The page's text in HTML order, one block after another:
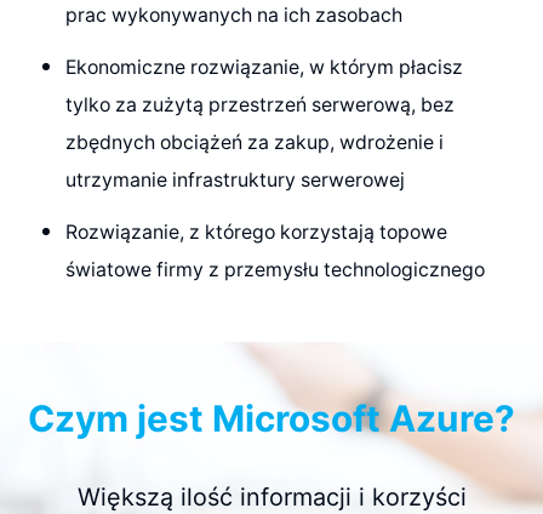
prac wykonywanych na ich zasobach
Ekonomiczne rozwiązanie, w którym płacisz
tylko za zużytą przestrzeń serwerową, bez
zbędnych obciążeń za zakup, wdrożenie i
utrzymanie infrastruktury serwerowej
Rozwiązanie, z którego korzystają topowe
światowe firmy z przemysłu technologicznego
Czym jest Microsoft Azure?
Większą ilość informacji i korzyści